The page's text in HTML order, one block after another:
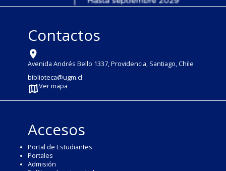
Contactos
Avenida Andrés Bello 1337, Providencia, Santiago, Chile
biblioteca@ugm.cl
Ver mapa
Accesos
Portal de Estudiantes
Portales
Admisión